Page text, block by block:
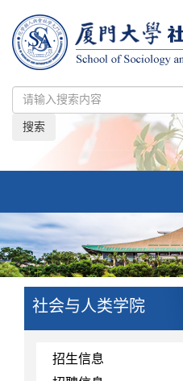
搜索
社会与人类学院
招生信息